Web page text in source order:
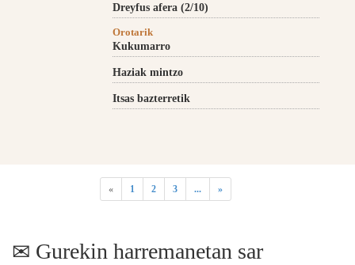
Dreyfus afera (2/10)
Orotarik
Kukumarro
Haziak mintzo
Itsas bazterretik
« 1 2 3 ... »
Gurekin harremanetan sar